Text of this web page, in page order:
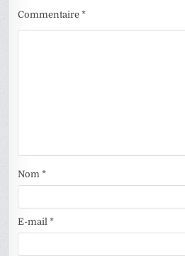
Commentaire*
Nom*
E-mail*